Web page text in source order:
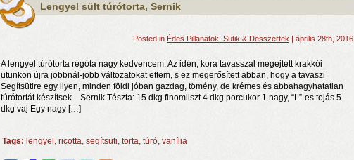
Lengyel sült túrótorta, Sernik
Posted in Édes Pillanatok: Sütik & Desszertek | április 28th, 2016
A lengyel túrótorta régóta nagy kedvencem. Az idén, kora tavasszal megejtett krakkói
utunkon újra jobbnál-jobb változatokat ettem, s ez megerősített abban, hogy a tavaszi
Segítsütire egy ilyen, minden földi jóban gazdag, tömény, de krémes és abbahagyhatatlan
túrótortát készítsek. Sernik Tészta: 15 dkg finomliszt 4 dkg porcukor 1 nagy, “L”-es tojás 5
dkg vaj Egy nagy […]
Tags: lengyel , ricotta, segítsüti, torta, túró, vanília